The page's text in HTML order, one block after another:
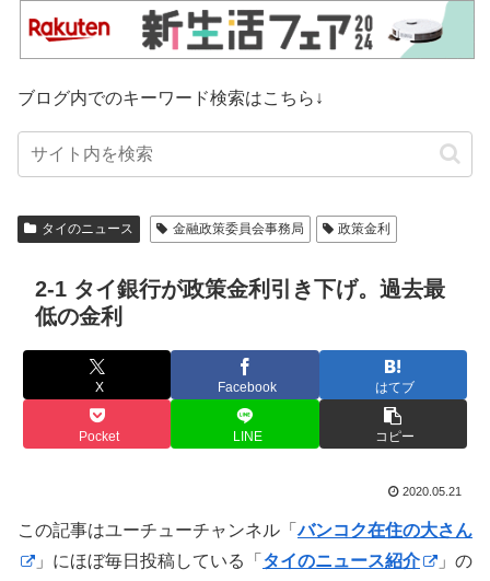
ブログ内でのキーワード検索はこちら↓
タイのニュース 金融政策委員会事務局 政策金利
2-1 タイ銀行が政策金利引き下げ。過去最
低の金利
X Facebook はてブ
Pocket LINE コピー
2020.05.21
この記事はユーチューチャンネル「バンコク在住の大さん
」にほぼ毎日投稿している「 タイのニュース紹介
」の